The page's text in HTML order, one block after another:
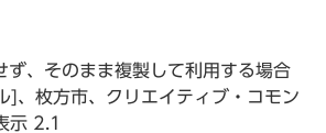
ず、そのまま複製して利用する場合
]、枚方市、クリエイティブ・コモン
示 2.1